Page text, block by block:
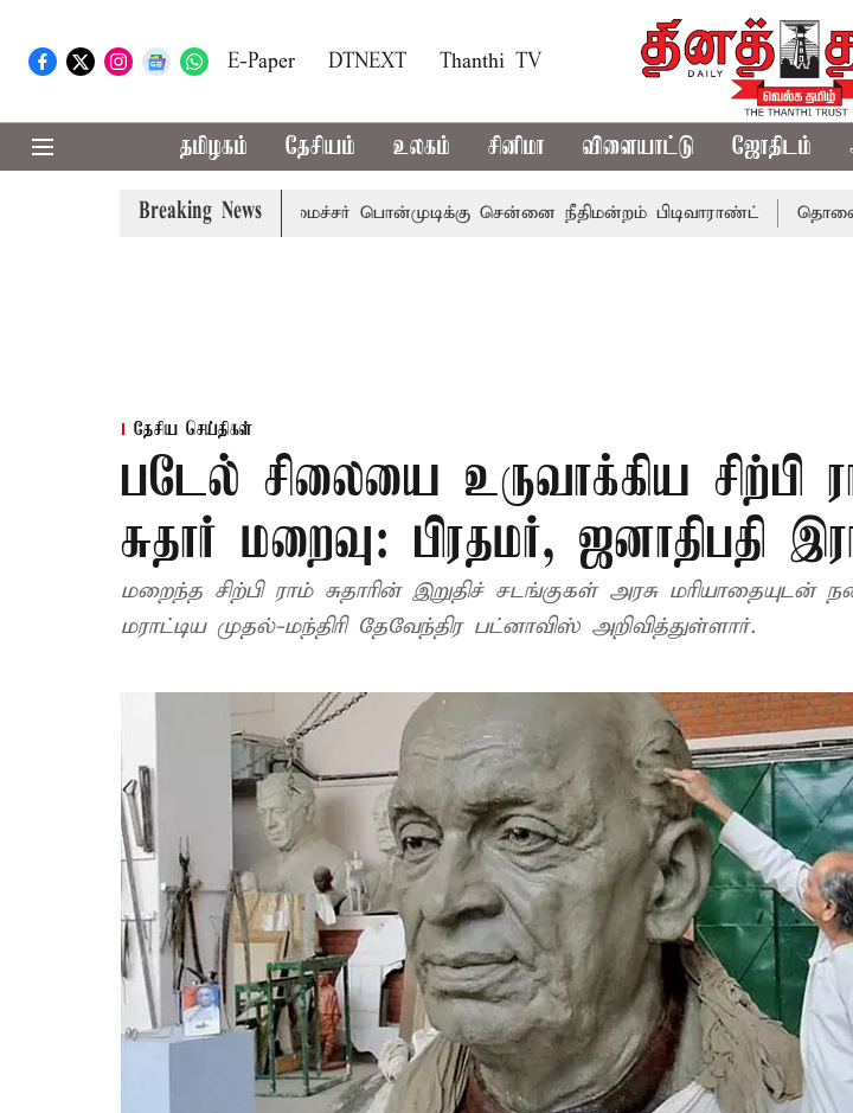
E-Paper DTNEXT Thanthi TV
தமிழகம் தேசியம் உலகம் சினிமா விளையாட்டு ஜோதிடம்
Breaking News
முன்னாள் அமைச்சர் பொன்முடிக்கு சென்னை நீதிமன்றம் பிடிவாராண்ட் தொலைநோக்கு
தேசிய செய்திகள்
படேல் சிலையை உருவாக்கிய சிற்பி
சுதார் மறைவு: பிரதமர், ஜனாதிபதி
மறைந்த சிற்பி ராம் சுதாரின் இறுதிச் சடங்குகள் அரசு மரியாதையுடன்
மராட்டிய முதல்-மந்திரி தேவேந்திர பட்னாவிஸ் அறிவித்துள்ளார்.